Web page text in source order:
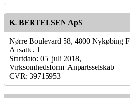
K. BERTELSEN ApS
Nørre Boulevard 58, 4800 Nykøbing F
Ansatte: 1
Startdato: 05. juli 2018,
Virksomhedsform: Anpartsselskab
CVR: 39715953